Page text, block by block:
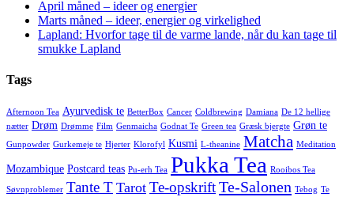
April måned – ideer og energier
Marts måned – ideer, energier og virkelighed
Lapland: Hvorfor tage til de varme lande, når du kan tage til
smukke Lapland
Tags
Afternoon Tea Ayurvedisk te BetterBox Cancer Coldbrewing Damiana De 12 hellige
nætter Drøm Drømme Film Genmaicha Godnat Te Green tea Græsk bjergte Grøn te
Gunpowder Gurkemeje te Hjerter Klorofyl Kusmi L-theanine Matcha Meditation
Mozambique Postcard teas Pu-erh Tea Pukka Tea Rooibos Tea
Søvnproblemer Tante T Tarot Te-opskriftTe-Salonen Tebog Te